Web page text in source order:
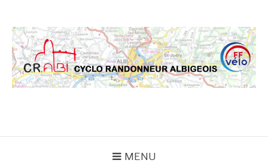
contenu
MENU